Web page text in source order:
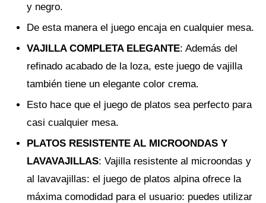
y negro.
De esta manera el juego encaja en cualquier mesa.
VAJILLA COMPLETA ELEGANTE: Además del
refinado acabado de la loza, este juego de vajilla
también tiene un elegante color crema.
Esto hace que el juego de platos sea perfecto para
casi cualquier mesa.
PLATOS RESISTENTE AL MICROONDAS Y
LAVAVAJILLAS: Vajilla resistente al microondas y
al lavavajillas: el juego de platos alpina ofrece la
máxima comodidad para el usuario: puedes utilizar